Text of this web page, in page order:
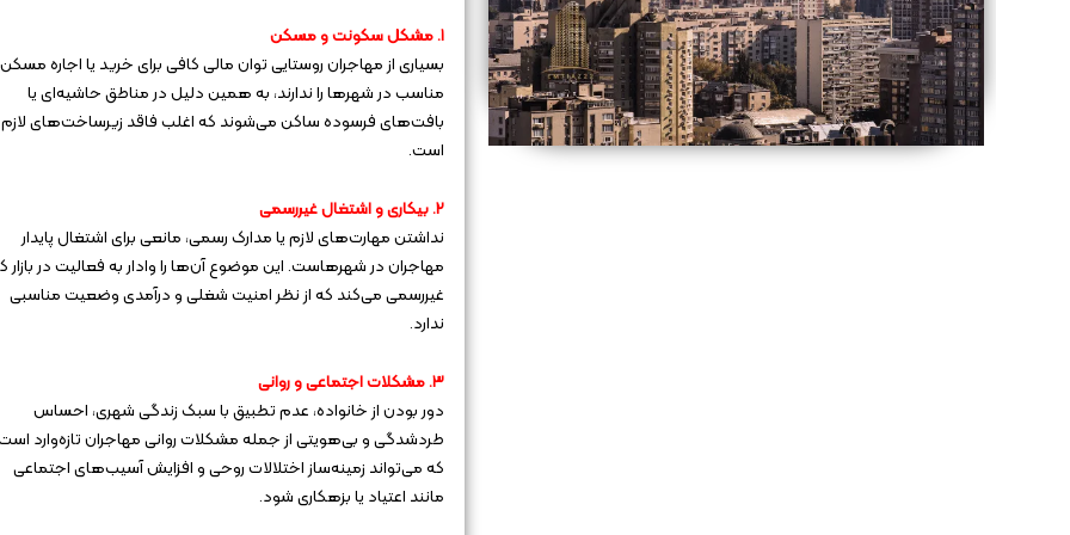
۱. مشکل سکونت و مسکن
بسیاری از مهاجران روستایی توان مالی کافی برای خرید یا اجاره مسکن
مناسب در شهرها را ندارند، به همین دلیل در مناطق حاشیه‌ای یا
بافت‌های فرسوده ساکن می‌شوند که اغلب فاقد زیرساخت‌های لازم
است.
۲. بیکاری و اشتغال غیررسمی
نداشتن مهارت‌های لازم یا مدارک رسمی، مانعی برای اشتغال پایدار
مهاجران در شهرهاست. این موضوع آن‌ها را وادار به فعالیت در بازار
غیررسمی می‌کند که از نظر امنیت شغلی و درآمدی وضعیت مناسبی
ندارد.
۳. مشکلات اجتماعی و روانی
دور بودن از خانواده، عدم تطبیق با سبک زندگی شهری، احساس
طردشدگی و بی‌هویتی از جمله مشکلات روانی مهاجران تازه‌وارد
که می‌تواند زمینه‌ساز اختلالات روحی و افزایش آسیب‌های اجتماعی
مانند اعتیاد یا بزهکاری شود.